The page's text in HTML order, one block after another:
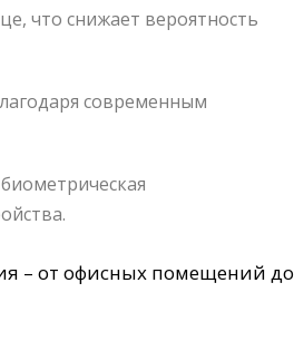
что снижает вероятность
современным
– от офисных помещений до